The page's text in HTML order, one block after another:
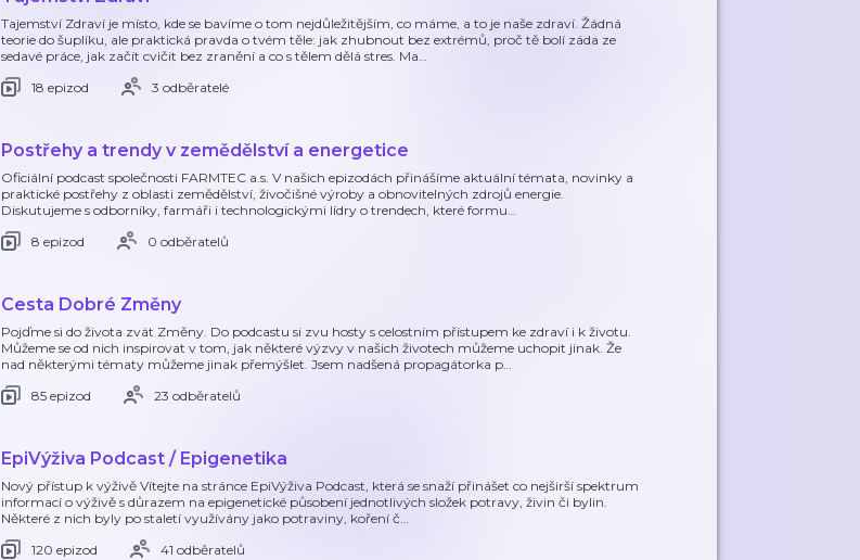
Tajemství Zdraví je místo, kde se bavíme o tom nejdůležitějším, co máme, a to je naše zdraví. Žádná
teorie do šuplíku, ale praktická pravda o tvém těle: jak zhubnout bez extrémů, proč tě bolí záda ze
sedavé práce, jak začít cvičit bez zranění a co s tělem dělá stres. Ma…
18 epizod
3 odběratelé
Postřehy a trendy v zemědělství a energetice
Oficiální podcast společnosti FARMTEC a.s. V našich epizodách přinášíme aktuální témata, novinky a
praktické postřehy z oblasti zemědělství, živočišné výroby a obnovitelných zdrojů energie.
Diskutujeme s odborníky, farmáři i technologickými lídry o trendech, které formu…
8 epizod
0 odběratelů
Cesta Dobré Změny
Pojďme si do života zvát Změny. Do podcastu si zvu hosty s celostním přístupem ke zdraví i k životu.
Můžeme se od nich inspirovat v tom, jak některé výzvy v našich životech můžeme uchopit jinak. Že
nad některými tématy můžeme jinak přemýšlet. Jsem nadšená propagátorka p…
85 epizod
23 odběratelů
EpiVýživa Podcast / Epigenetika
Nový přístup k výživě Vítejte na stránce EpiVýživa Podcast, která se snaží přinášet co nejširší spektrum
informací o výživě s důrazem na epigenetické působení jednotlivých složek potravy, živin či bylin.
Některé z nich byly po staletí využívány jako potraviny, koření č…
120 epizod
41 odběratelů